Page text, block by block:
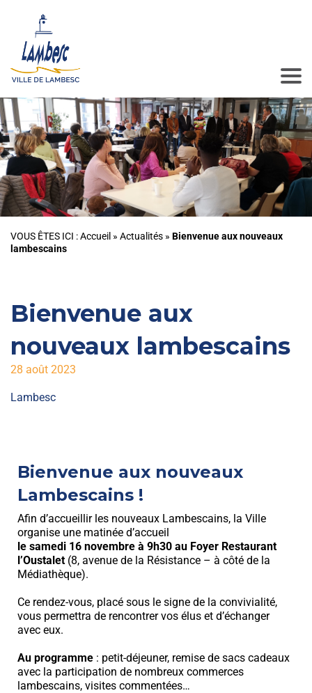
VOUS ÊTES ICI :Accueil » Actualités » Bienvenue aux nouveaux
lambescains
Bienvenue aux
nouveaux lambescains
28 août 2023
Lambesc
Bienvenue aux nouveaux
Lambescains !
Afin d’accueillir les nouveaux Lambescains, la Ville
organise une matinée d’accueil
le samedi 16 novembre à 9h30 au Foyer Restaurant
l’Oustalet (8, avenue de la Résistance – à côté de la
Médiathèque).
Ce rendez-vous, placé sous le signe de la convivialité,
vous permettra de rencontrer vos élus et d’échanger
avec eux.
Au programme : petit-déjeuner, remise de sacs cadeaux
avec la participation de nombreux commerces
lambescains, visites commentées…